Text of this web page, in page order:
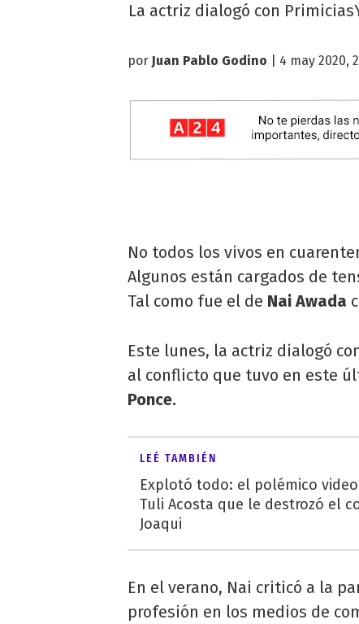
La actriz dialogó con
por Juan Pablo Godino | 4 may 2020,
No todos los vivos en
Algunos están cargados de
Tal como fue el de Nai Awada
Este lunes, la actriz dialogó
al conflicto que tuvo en este
Ponce.
LEÉ TAMBIÉN
Explotó todo: el polémico video
Tuli Acosta que le destrozó el
Joaqui
En el verano, Nai criticó a la
profesión en los medios de